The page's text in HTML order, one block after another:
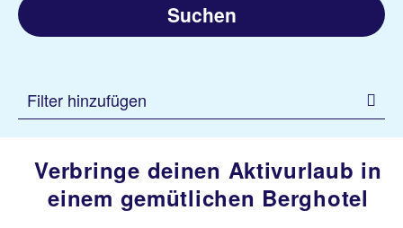
Suchen
Filter hinzufügen
Verbringe deinen Aktivurlaub in
einem gemütlichen Berghotel